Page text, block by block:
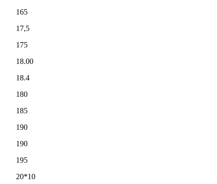
165
17,5
175
18.00
18.4
180
185
190
190
195
20*10